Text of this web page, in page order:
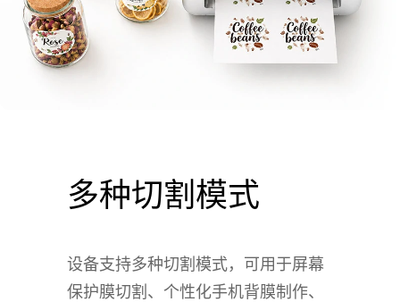
多种切割模式
设备支持多种切割模式，可用于屏幕
保护膜切割、个性化手机背膜制作、